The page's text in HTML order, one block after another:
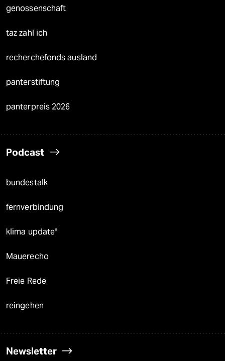
genossenschaft
taz zahl ich
recherchefonds ausland
panterstiftung
panterpreis 2026
Podcast
bundestalk
fernverbindung
klima update°
Mauerecho
Freie Rede
reingehen
Newsletter